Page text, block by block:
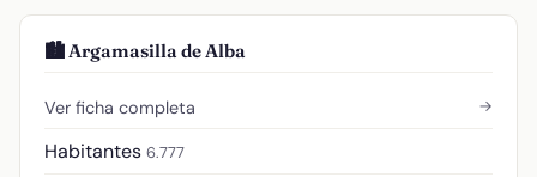
🏙️ Argamasilla de Alba
Ver ficha completa →
Habitantes 6.777